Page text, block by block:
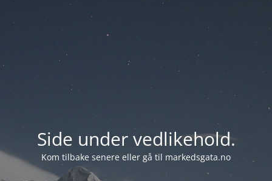
Side under vedlikehold.
Kom tilbake senere eller gå til markedsgata.no